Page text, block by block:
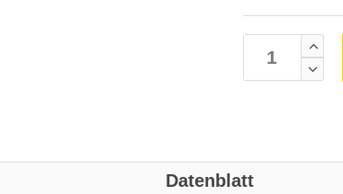
Datenblatt